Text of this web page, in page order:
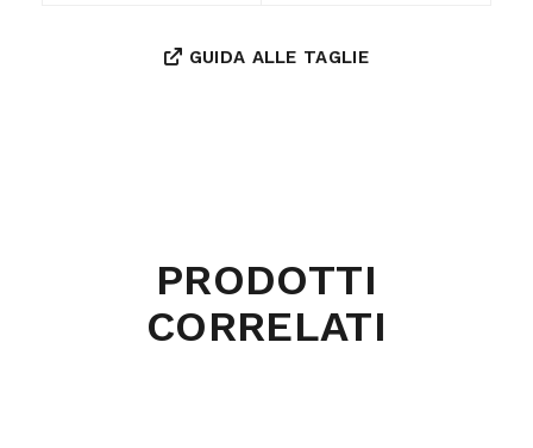
GUIDA ALLE TAGLIE
PRODOTTI
CORRELATI